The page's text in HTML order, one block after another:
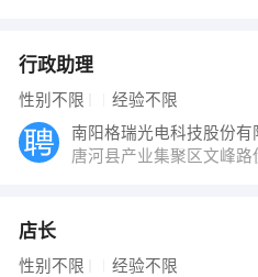
行政助理
性别不限 经验不限
南阳格瑞光电科技股份有
唐河县产业集聚区文峰路
店长
性别不限 经验不限